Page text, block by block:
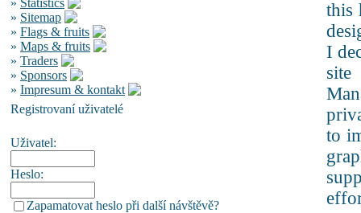
» Statistics
» Sitemap
» Flags & fruits
» Maps & fruits
» Traders
» Sponsors
» Impresum & kontakt
Registrovaní uživatelé
Uživatel:
Heslo:
Zapamatovat heslo při další návštěvě?
this
I
to